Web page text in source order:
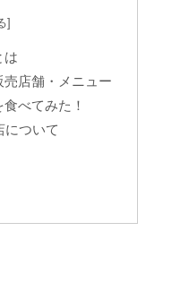
は
売店舗・メニュー
べてみた！
について